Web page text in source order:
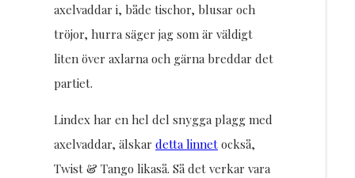
axelvaddar i, både tischor, blusar och
tröjor, hurra säger jag som är väldigt
liten över axlarna och gärna breddar det
partiet.
Lindex har en hel del snygga plagg med
axelvaddar, älskar detta linnet också,
Twist & Tango likaså. Så det verkar vara